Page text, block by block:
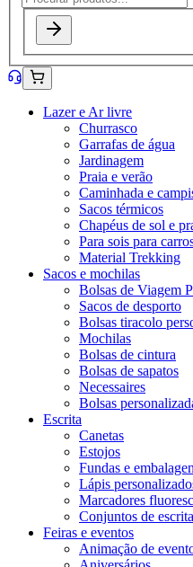
Lazer e Ar livre
Churrasco
Garrafas de água
Jardinagem
Praia e verão
Caminhada e
Sacos térmicos
Chapéus de sol e
Para sois para
Material Trekking
Sacos e mochilas
Bolsas de Viagem
Sacos de desporto
Bolsas tiracolo
Mochilas
Bolsas de cintura
Bolsas de sapatos
Necessaires
Bolsas
Escrita
Canetas
Estojos
Fundas e
Lápis
Marcadores
Conjuntos de escrita
Feiras e eventos
Animação de